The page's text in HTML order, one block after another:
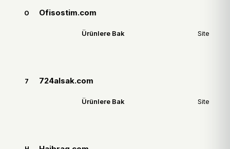
O Ofisostim.com
Ürünlere Bak Site
7 724alsak.com
Ürünlere Bak Site